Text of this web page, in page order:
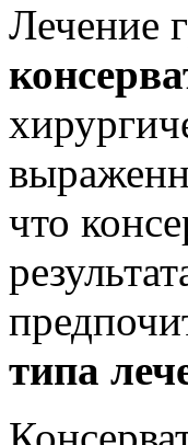
Лечение
что
типа